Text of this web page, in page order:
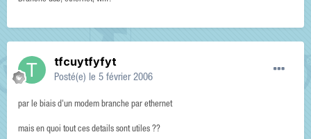
tfcuytfyfyt
Posté(e) le 5 février 2006
par le biais d'un modem branche par ethernet
mais en quoi tout ces details sont utiles ??